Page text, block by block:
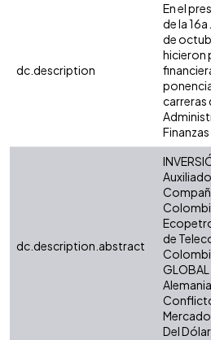
dc.description
En el
de la
de
hicieron
carreras
dc.description.abstract
de
GLOBAL
Conflicto
Del